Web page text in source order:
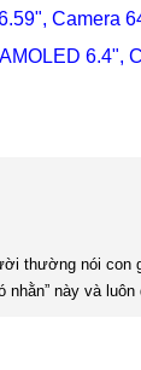
Camera
6.4",
này và